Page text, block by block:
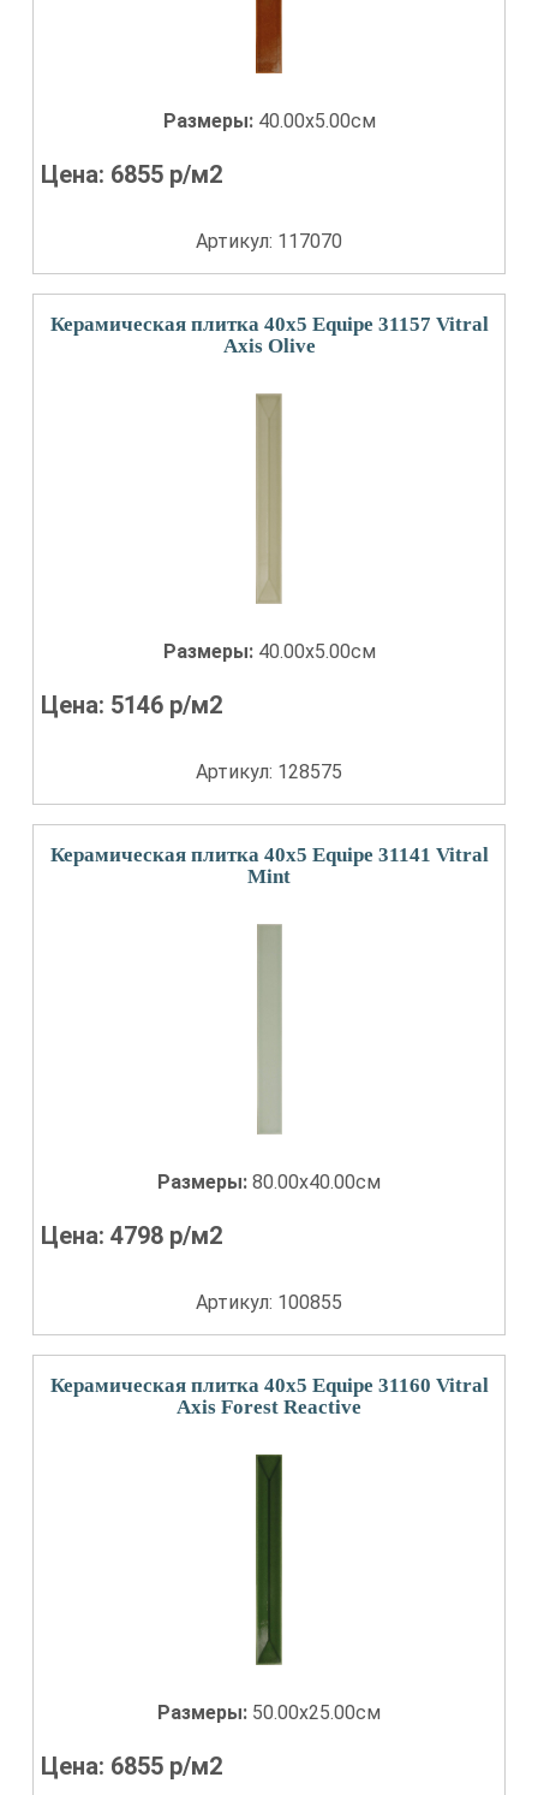
Размеры: 40.00x5.00см
Цена: 6855 р/м2
Артикул: 117070
Керамическая плитка 40x5 Equipe 31157 Vitral
Axis Olive
Размеры: 40.00x5.00см
Цена: 5146 р/м2
Артикул: 128575
Керамическая плитка 40x5 Equipe 31141 Vitral
Mint
Размеры: 80.00x40.00см
Цена:4798 р/м2
Артикул: 100855
Керамическая плитка 40x5 Equipe 31160 Vitral
Axis Forest Reactive
Размеры: 50.00x25.00см
Цена: 6855 р/м2